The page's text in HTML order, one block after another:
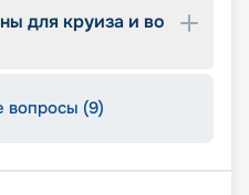
так, чтобы
им снизить
для круиза и во
вопросы (9)